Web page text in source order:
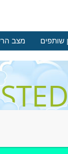
מצב שותפים